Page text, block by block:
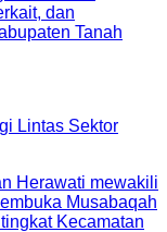
Lintas Sektor